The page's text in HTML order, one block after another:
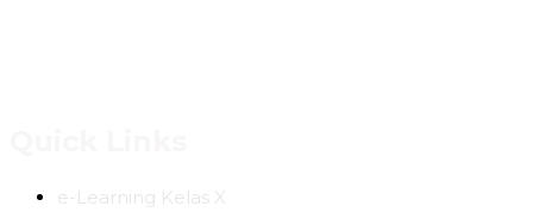
e-Learning Kelas X